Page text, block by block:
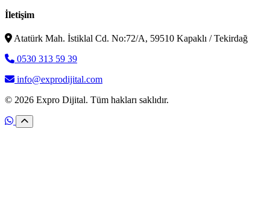
İletişim
Atatürk Mah. İstiklal Cd. No:72/A, 59510 Kapaklı / Tekirdağ
0530 313 59 39
info@exprodijital.com
© 2026 Expro Dijital. Tüm hakları saklıdır.